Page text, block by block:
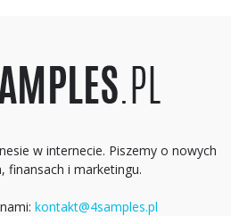
w internecie. Piszemy o nowych
finansach i marketingu.
kontakt@4samples.pl